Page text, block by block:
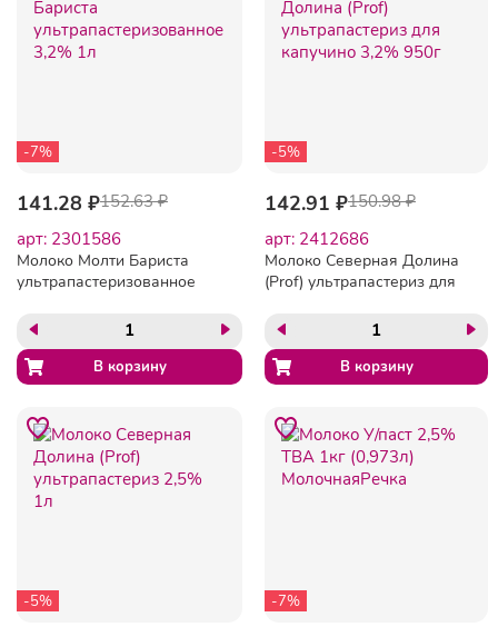
-7%
141.28 ₽152.63 ₽
арт: 2301586
Молоко Молти Бариста
ультрапастеризованное
-5%
142.91 ₽150.98 ₽
арт: 2412686
Молоко Северная Долина
(Prof) ультрапастериз для
-5% -7%